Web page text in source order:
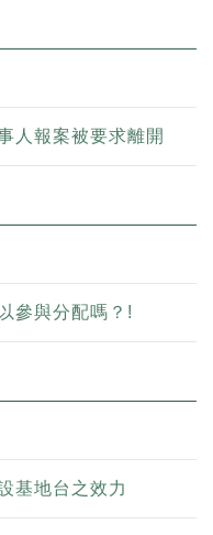
人報案被要求離開
參與分配嗎？!
基地台之效力